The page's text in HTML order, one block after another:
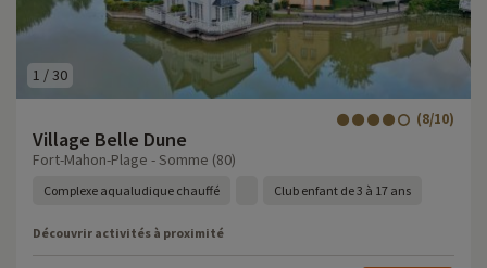
1 /30
Village Belle Dune
(8/10)
Fort-Mahon-Plage - Somme (80)
Complexe aqualudique chauffé Club enfant de 3 à 17 ans
Découvrir activités à proximité